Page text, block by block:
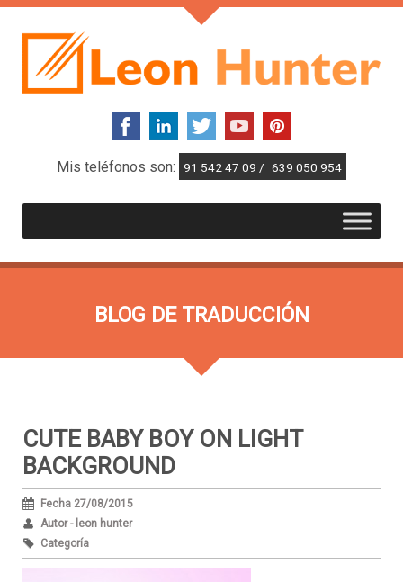
Mis teléfonos son: 91 542 47 09 / 639 050 954
BLOG DE TRADUCCIÓN
CUTE BABY BOY ON LIGHT
BACKGROUND
Fecha 27/08/2015
Autor - leon hunter
Categoría